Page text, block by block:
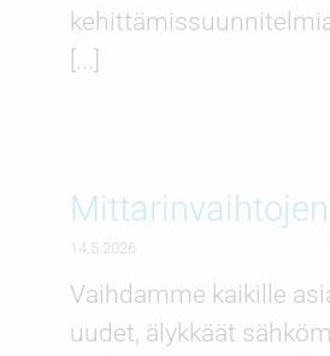
[...]
14.5.2026
Vaihdamme kaikille
uudet, älykkäät